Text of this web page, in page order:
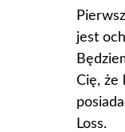
jest
Cię, że
Loss.